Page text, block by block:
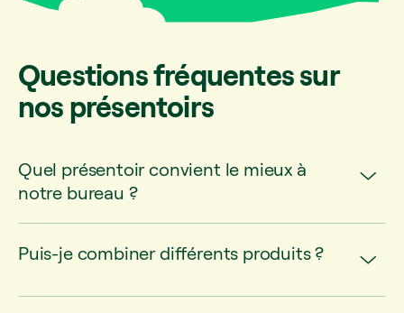
Questions fréquentes sur
nos présentoirs
Quel présentoir convient le mieux à
notre bureau ?
Puis-je combiner différents produits ?